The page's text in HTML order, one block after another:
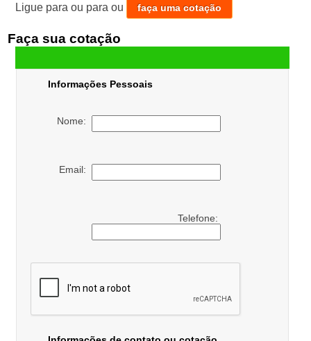
Ligue para ou para ou faça uma cotação
Faça sua cotação
Informações Pessoais
Nome:
Email:
Telefone: